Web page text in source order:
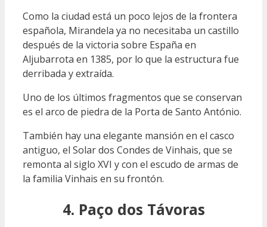
Como la ciudad está un poco lejos de la frontera
española, Mirandela ya no necesitaba un castillo
después de la victoria sobre España en
Aljubarrota en 1385, por lo que la estructura fue
derribada y extraída.
Uno de los últimos fragmentos que se conservan
es el arco de piedra de la Porta de Santo António.
También hay una elegante mansión en el casco
antiguo, el Solar dos Condes de Vinhais, que se
remonta al siglo XVI y con el escudo de armas de
la familia Vinhais en su frontón.
4. Paço dos Távoras